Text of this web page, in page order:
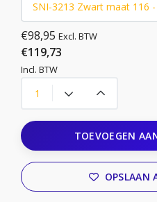
€98,95 Excl. BTW
€119,73
Incl. BTW
TOEVOEGEN
OPSLAAN